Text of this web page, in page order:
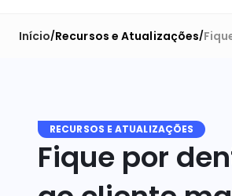
Início/Recursos e Atualizações/
RECURSOS E ATUALIZAÇÕES
Fique por